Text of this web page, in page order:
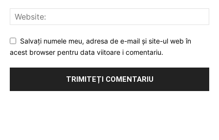
Salvați numele meu, adresa de e-mail și site-ul web în
acest browser pentru data viitoare i comentariu.